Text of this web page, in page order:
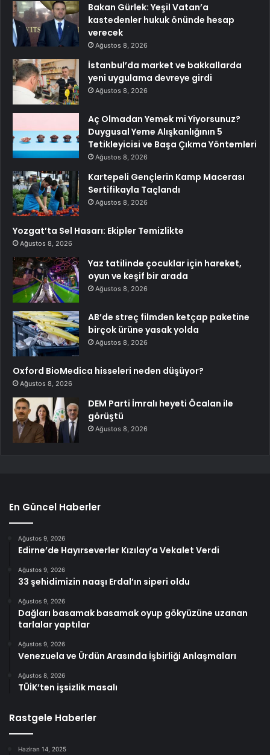
Bakan Gürlek: Yeşil Vatan’a
kastedenler hukuk önünde hesap
verecek
Ağustos 8, 2026
İstanbul’da market ve bakkallarda
yeni uygulama devreye girdi
Ağustos 8, 2026
Aç Olmadan Yemek mi Yiyorsunuz?
Duygusal Yeme Alışkanlığının 5
Tetikleyicisi ve Başa Çıkma Yöntemleri
Ağustos 8, 2026
Kartepeli Gençlerin Kamp Macerası
Sertifikayla Taçlandı
Ağustos 8, 2026
Yozgat’ta Sel Hasarı: Ekipler Temizlikte
Ağustos 8, 2026
Yaz tatilinde çocuklar için hareket,
oyun ve keşif bir arada
Ağustos 8, 2026
AB’de streç filmden ketçap paketine
birçok ürüne yasak yolda
Ağustos 8, 2026
Oxford BioMedica hisseleri neden düşüyor?
Ağustos 8, 2026
DEM Parti İmralı heyeti Öcalan ile
görüştü
Ağustos 8, 2026
En Güncel Haberler
Ağustos 9, 2026
Edirne’de Hayırseverler Kızılay’a Vekalet Verdi
Ağustos 9, 2026
33 şehidimizin naaşı Erdal’ın siperi oldu
Ağustos 9, 2026
Dağları basamak basamak oyup gökyüzüne uzanan
tarlalar yaptılar
Ağustos 9, 2026
Venezuela ve Ürdün Arasında İşbirliği Anlaşmaları
Ağustos 8, 2026
TÜİK’ten işsizlik masalı
Rastgele Haberler
Haziran 14, 2025